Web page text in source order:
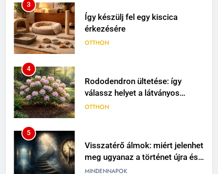
3
Így készülj fel egy kiscica
érkezésére
OTTHON
4
Rododendron ültetése: így
válassz helyet a látványos
virágzáshoz
OTTHON
5
Visszatérő álmok: miért jelenhet
meg ugyanaz a történet újra és
újra?
MINDENNAPOK